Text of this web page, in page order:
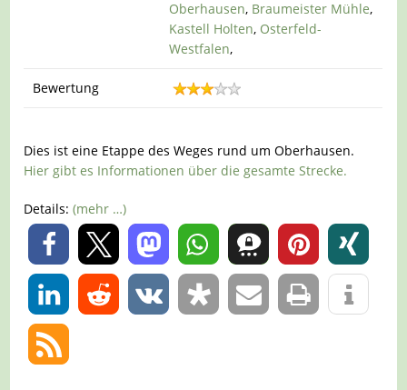
Oberhausen, Braumeister Mühle,
Kastell Holten, Osterfeld-
Westfalen,
Bewertung
Dies ist eine Etappe des Weges rund um Oberhausen.
Hier gibt es Informationen über die gesamte Strecke.
Details:(mehr …)
0
0